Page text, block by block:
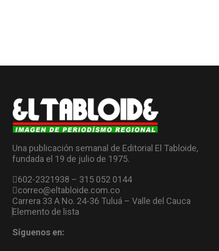
Una publicación semanal de Editorial El Tabloide,
fundada el 19 de julio de 1975.
602-2321938 – 315 052 0144
correo@eltabloide.com.co
Carrera 33 A No. 24-36 Tuluá – Valle del Cauca
Elemento de lista
Síguenos en: